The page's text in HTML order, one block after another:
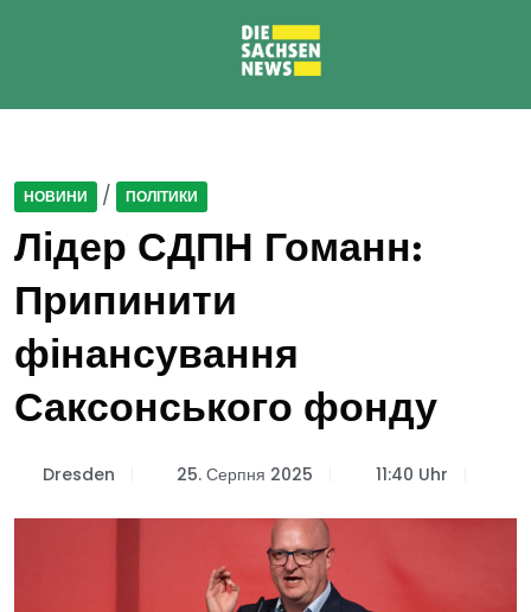
НОВИНИ / ПОЛІТИКИ
Лідер СДПН Гоманн:
Припинити
фінансування
Саксонського фонду
Dresden 25. Серпня 2025 11:40 Uhr